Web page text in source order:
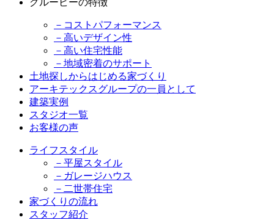
－コストパフォーマンス
－高いデザイン性
－高い住宅性能
－地域密着のサポート
土地探しからはじめる家づくり
アーキテックスグループの一員として
建築実例
スタジオ一覧
お客様の声
ライフスタイル
－平屋スタイル
－ガレージハウス
－二世帯住宅
家づくりの流れ
スタッフ紹介